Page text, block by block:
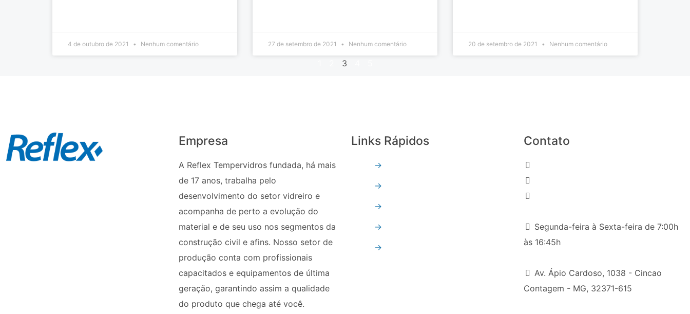
4 de outubro de 2021 Nenhum comentário 27 de setembro de 2021 Nenhum comentário 20 de setembro de 2021 Nenhum comentário
3
Empresa
A Reflex Tempervidros fundada, há mais
de 17 anos, trabalha pelo
desenvolvimento do setor vidreiro e
acompanha de perto a evolução do
material e de seu uso nos segmentos da
construção civil e afins. Nosso setor de
produção conta com profissionais
capacitados e equipamentos de última
geração, garantindo assim a qualidade
do produto que chega até você.
Links Rápidos
→
→
→
→
→
Contato
Segunda-feira à Sexta-feira de 7:00h
às 16:45h
Av. Ápio Cardoso, 1038 - Cincao
Contagem - MG, 32371-615